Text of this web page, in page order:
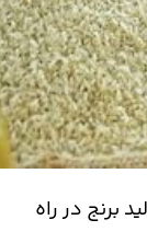
برنج در راه